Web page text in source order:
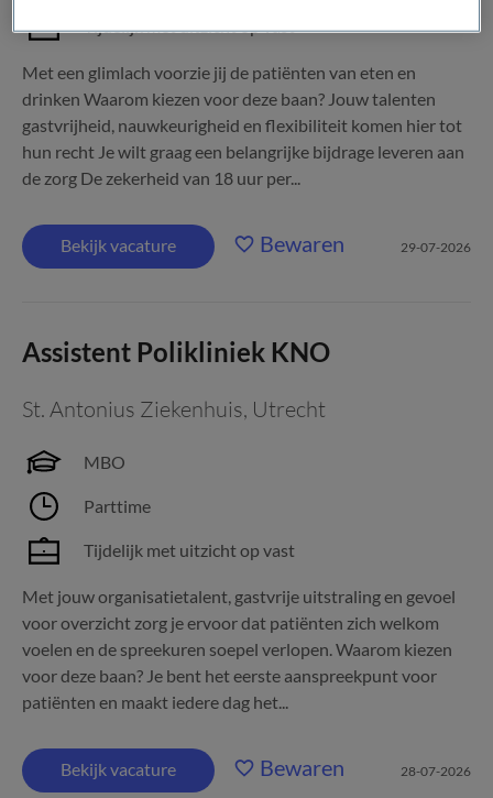
Tijdelijk met uitzicht op vast
Met een glimlach voorzie jij de patiënten van eten en
drinken Waarom kiezen voor deze baan? Jouw talenten
gastvrijheid, nauwkeurigheid en flexibiliteit komen hier tot
hun recht Je wilt graag een belangrijke bijdrage leveren aan
de zorg De zekerheid van 18 uur per...
Bekijk vacature Bewaren 29-07-2026
Assistent Polikliniek KNO
St. Antonius Ziekenhuis, Utrecht
MBO
Parttime
Tijdelijk met uitzicht op vast
Met jouw organisatietalent, gastvrije uitstraling en gevoel
voor overzicht zorg je ervoor dat patiënten zich welkom
voelen en de spreekuren soepel verlopen. Waarom kiezen
voor deze baan? Je bent het eerste aanspreekpunt voor
patiënten en maakt iedere dag het...
Bekijk vacature Bewaren 28-07-2026